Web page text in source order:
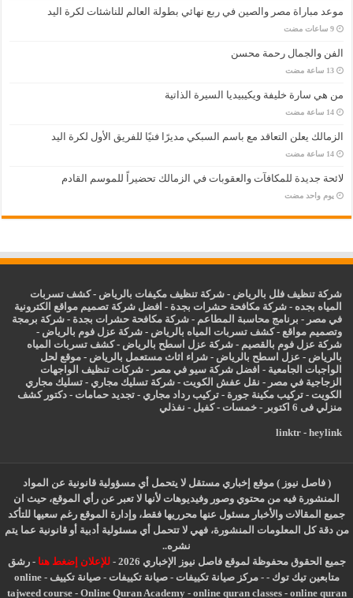
موعد مباراة مصر والصين في ربع نهائي بطولة العالم للناشئات لكرة اليد
‏9 ساعات مضت
الفن والجمال رحمة محسن
‏13 ساعة مضت
من هي سارة خليفة ويكيبيديا السيرة الذاتية
‏14 ساعة مضت
الزمالك يعلن التعاقد مع باسم السبكي مديرًا فنيًا للفريق الأول لكرة اليد
‏14 ساعة مضت
لائحة جديدة للمكافآت والعقوبات في الزمالك تحضيراً للموسم القادم
‏يوم واحد مضت
شركة تنظيف فلل بالرياض -شركة تنظيف مكيفات بالرياض -كشف تسربات
المياه بجده -شركة مكافحة حشرات بجدة - افضل شركة تصميم مواقع الكترونية
في مصر - برنامج محاسبة المطاعم -شركة مكافحة حشرات بجدة -شركة برمجة
وتصميم مواقع -كشف تسربات المياه بالرياض -شركة عزل فوم بالرياض -
شركة عزل فوم بالقصيم -شركة عزل اسطح بالرياض -كشف تسربات المياه
بالرياض - عزل اسطح بالرياض -شراء اثاث مستعمل بالرياض - موقع لحل
الواجبات الجامعية - افضل شركة سيو في مصر -شركات تنظيف الواجهات
الزجاجية في مصر - نقل عفش الكويت -شركة تسليك مجاري -تسليك مجاري
الكويت -تركيب مكينة جورة -تركيب رداد مجاري -تجديد حمامات -دكتور كشف
منزلي فى 6 اكتوبر
-خمسات -كفيل - نفذلي
linktr- heylink
( فاصل نيوز ) موقع إخباري مستقل لا يتحمل أي مسؤولية قانونية عن المواد
المنشورة فيه من محتوي وصور وفيديوهات لأنها لا تعبر عن رأي الموقع، حيث ان
جميع المقالات والأخبار مسئول عنها محرريها فقط، وإدارة الموقع رغم سعيها للتأكد
من دقة كل المعلومات المنشورة، فهي لا تتحمل أي مسئولية أدبية أو قانونية عما يتم
نشره..
جميع الحقوق محفوظة لموقع فاصل نيوز الإخباري 2026 -
للإعلان إضغط هنا -رشق
متابعين تيك توك -
-مركز صيانة تكييفات -صيانة تكييفات -صيانة تكييف -
online
tajweed course- Online Quran Academy- online quran classes- online quran